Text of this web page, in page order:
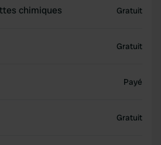
chimiques Gratuit
Gratuit
Payé
Gratuit